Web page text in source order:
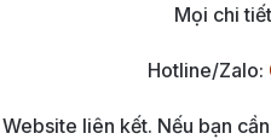
Mọi chi
Hotline/Zalo:
Website liên kết. Nếu bạn